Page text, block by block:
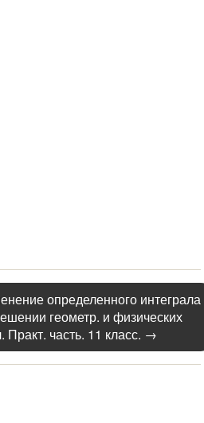
определенного интеграла
геометр. и физических
Практ. часть. 11 класс. →